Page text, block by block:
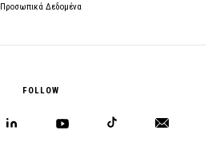
Προσωπικά Δεδομένα
FOLLOW